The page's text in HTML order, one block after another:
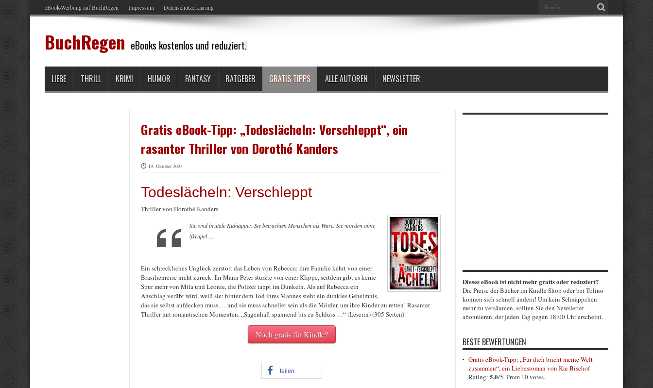
eBook-Werbung auf BuchRegen Impressum Datenschutzerklärung
BuchRegen eBooks kostenlos und reduziert!
LIEBE THRILL KRIMI HUMOR FANTASY RATGEBER GRATIS TIPPS ALLE AUTOREN NEWSLETTER
Gratis eBook-Tipp: „Todeslächeln: Verschleppt“, ein
rasanter Thriller von Dorothé Kanders
19. Oktober 2024
Todeslächeln: Verschleppt
Thriller von Dorothé Kanders
Sie sind brutale Kidnapper. Sie betrachten Menschen als Ware. Sie morden ohne
Skrupel …
Ein schreckliches Unglück zerstört das Leben von Rebecca: ihre Familie kehrt von einer
Brasilienreise nicht zurück. Ihr Mann Peter stürzte von einer Klippe, seitdem gibt es keine
Spur mehr von Mila und Leonie, die Polizei tappt im Dunkeln. Als auf Rebecca ein
Anschlag verübt wird, weiß sie: hinter dem Tod ihres Mannes steht ein dunkles Geheimnis,
das sie selbst aufdecken muss … und sie muss schneller sein als die Mörder, um ihre Kinder zu retten! Rasanter
Thriller mit romantischen Momenten. „Sagenhaft spannend bis zu Schluss …“ (Leserin) (305 Seiten)
Noch gratis für Kindle?
teilen
Dieses eBook ist nicht mehr gratis oder reduziert?
Die Preise der Bücher im Kindle Shop oder bei Tolino
können sich schnell ändern! Um kein Schnäppchen
mehr zu versäumen, sollten Sie den Newsletter
abonnieren, der jeden Tag gegen 18:00 Uhr erscheint.
BESTE BEWERTUNGEN
Gratis eBook-Tipp: „Für dich bricht meine Welt
zusammen“, ein Liebesroman von Kai Bischof
Rating: 5.0/5. From 10 votes.